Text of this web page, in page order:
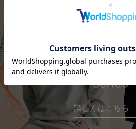
詳しくはこちら
冬にも大活躍したロングスリーブ
着心地もよくて、👨とシェアして使
SSは新色もでるみたい！
4/15までに予約すると、オリジナルア
#PR #SIXPAD #シックスパッド #リ
だけで疲労回復
今私が着ているポロシャツがそうな
【シックスパッド リカバリーウェア
何がすごいって、着るだけで血行を促
質の高い疲労回復を実現する一般医
よ😭🤝✨
その仕組みが、天然鉱石を練りこんだ
Mediculation®️（メディキュレーショ